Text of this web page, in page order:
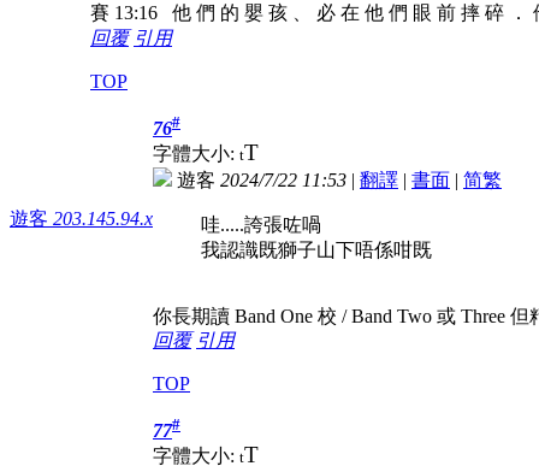
賽 13:16 他 們 的 嬰 孩 、 必 在 他 們 眼 前 摔 碎 ．
回覆 引用
TOP
遊客 203.145.94.x
76#
字體大小: tT
遊客 2024/7/22 11:53 | 翻譯 | 書面 | 简繁
哇.....誇張咗喎
我認識既獅子山下唔係咁既
你長期讀 Band One 校 / Band Two 或 Three 但
回覆 引用
TOP
77#
字體大小: tT